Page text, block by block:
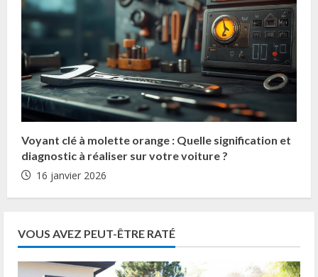
Voyant clé à molette orange : Quelle signification et
diagnostic à réaliser sur votre voiture ?
16 janvier 2026
VOUS AVEZ PEUT-ÊTRE RATÉ